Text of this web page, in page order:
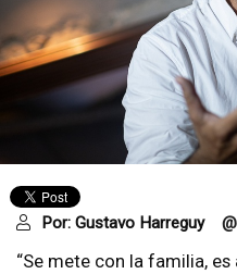
Por: Gustavo Harreguy
“Se mete con la familia,